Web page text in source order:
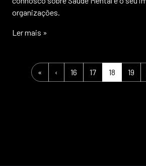
organizações.
Ler mais »
Page navigation
« ‹ Page
16 Page
17 Current
18 Page
19